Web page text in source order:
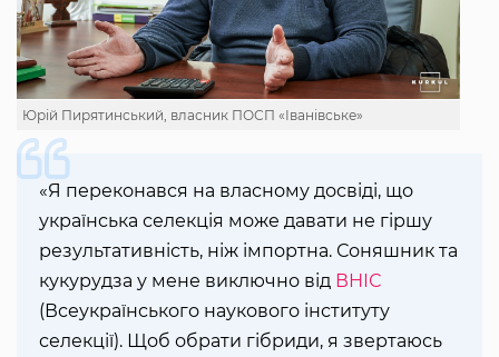
Юрій Пирятинський, власник ПОСП «Іванівське»
«Я переконався на власному досвіді, що
українська селекція може давати не гіршу
результативність, ніж імпортна. Соняшник та
кукурудза у мене виключно від ВНІС
(Всеукраїнського наукового інституту
селекції). Щоб обрати гібриди, я звертаюсь